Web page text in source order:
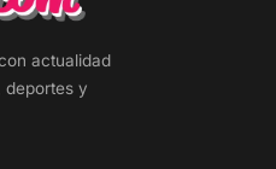
actualidad
deportes y